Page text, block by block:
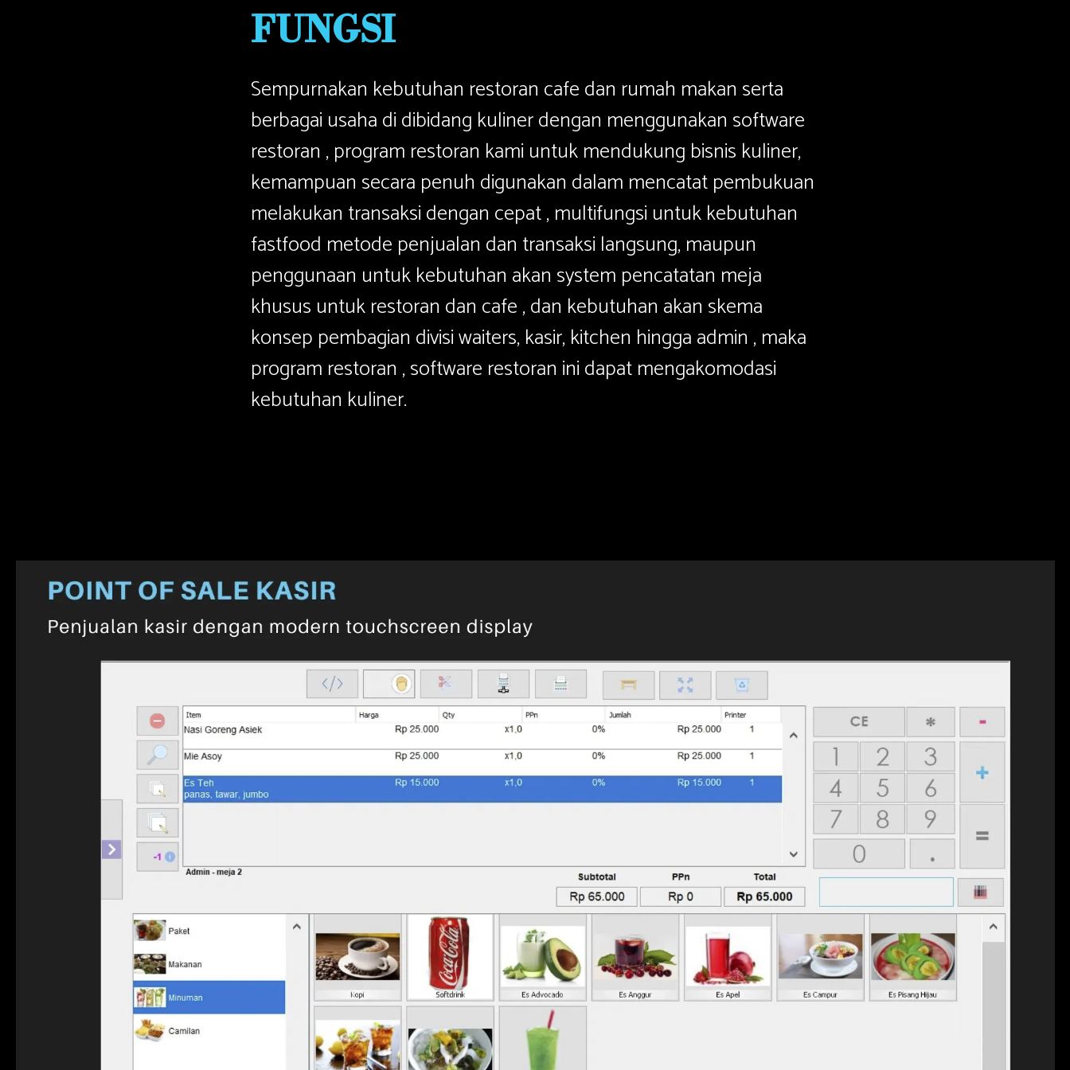
FUNGSI
Sempurnakan kebutuhan restoran cafe dan rumah makan serta
berbagai usaha di dibidang kuliner dengan menggunakan software
restoran , program restoran kami untuk mendukung bisnis kuliner,
kemampuan secara penuh digunakan dalam mencatat pembukuan
melakukan transaksi dengan cepat , multifungsi untuk kebutuhan
fastfood metode penjualan dan transaksi langsung, maupun
penggunaan untuk kebutuhan akan system pencatatan meja
khusus untuk restoran dan cafe , dan kebutuhan akan skema
konsep pembagian divisi waiters, kasir, kitchen hingga admin , maka
program restoran , software restoran ini dapat mengakomodasi
kebutuhan kuliner.